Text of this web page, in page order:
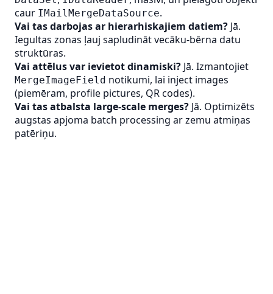
caur IMailMergeDataSource.
Vai tas darbojas ar hierarhiskajiem datiem? Jā.
Iegultas zonas ļauj sapludināt vecāku-bērna datu
struktūras.
Vai attēlus var ievietot dinamiski? Jā. Izmantojiet
MergeImageField notikumi, lai inject images
(piemēram, profile pictures, QR codes).
Vai tas atbalsta large-scale merges? Jā. Optimizēts
augstas apjoma batch processing ar zemu atmiņas
patēriņu.